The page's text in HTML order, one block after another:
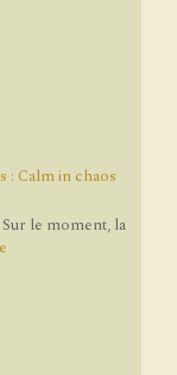
: Calm in chaos
Sur le moment, la